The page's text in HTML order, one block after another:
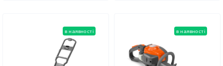
в наявності в наявності